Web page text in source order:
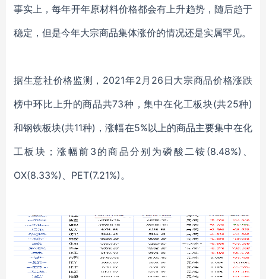
事实上，每年开年原材料价格都会有上升趋势，随后趋于
稳定，但是今年大宗商品集体涨价的情况还是实属罕见。
据生意社价格监测， 2021年2月26日大宗商品价格涨跌
榜中环比上升的商品共73种，集中在化工板块(共25种)
和钢铁板块(共11种)，涨幅在5%以上的商品主要集中在化
工板块；涨幅前3的商品分别为磷酸二铵(8.48%)、
OX(8.33%)、PET(7.21%)。